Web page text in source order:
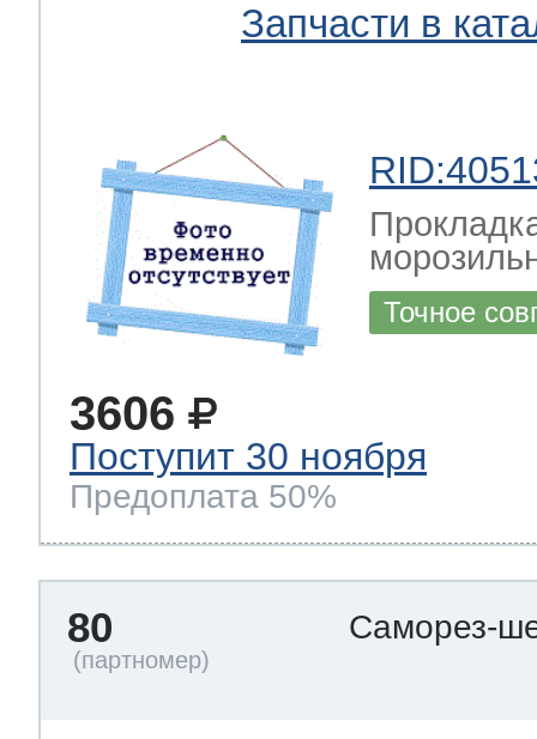
Запчасти в
Точное
3606
Поступит 30 ноября
Предоплата 50%
80 Саморез-